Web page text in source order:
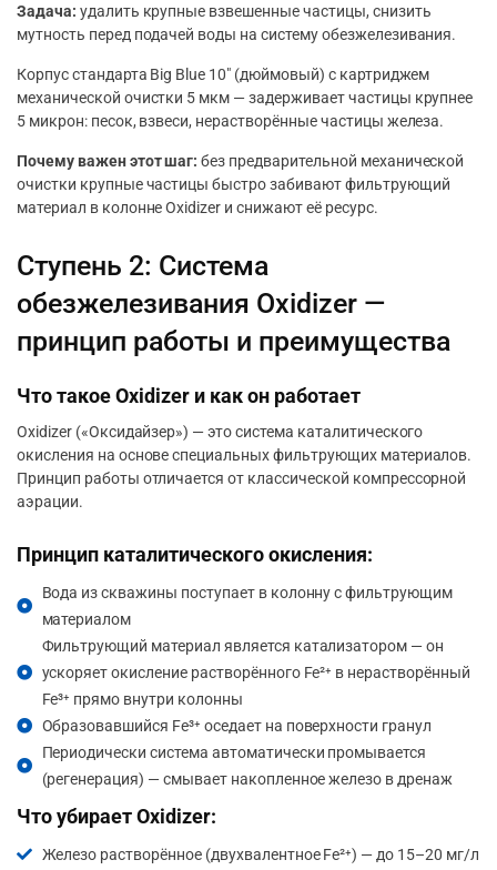
Задача: удалить крупные взвешенные частицы, снизить
мутность перед подачей воды на систему обезжелезивания.
Корпус стандарта Big Blue 10″ (дюймовый) с картриджем
механической очистки 5 мкм — задерживает частицы крупнее
5 микрон: песок, взвеси, нерастворённые частицы железа.
Почему важен этот шаг: без предварительной механической
очистки крупные частицы быстро забивают фильтрующий
материал в колонне Oxidizer и снижают её ресурс.
Ступень 2: Система
обезжелезивания Oxidizer —
принцип работы и преимущества
Что такое Oxidizer и как он работает
Oxidizer («Оксидайзер») — это система каталитического
окисления на основе специальных фильтрующих материалов.
Принцип работы отличается от классической компрессорной
аэрации.
Принцип каталитического окисления:
Вода из скважины поступает в колонну с фильтрующим
материалом
Фильтрующий материал является катализатором — он
ускоряет окисление растворённого Fe²⁺ в нерастворённый
Fe³⁺ прямо внутри колонны
Образовавшийся Fe³⁺ оседает на поверхности гранул
Периодически система автоматически промывается
(регенерация) — смывает накопленное железо в дренаж
Что убирает Oxidizer:
Железо растворённое (двухвалентное Fe²⁺) — до 15–20 мг/л